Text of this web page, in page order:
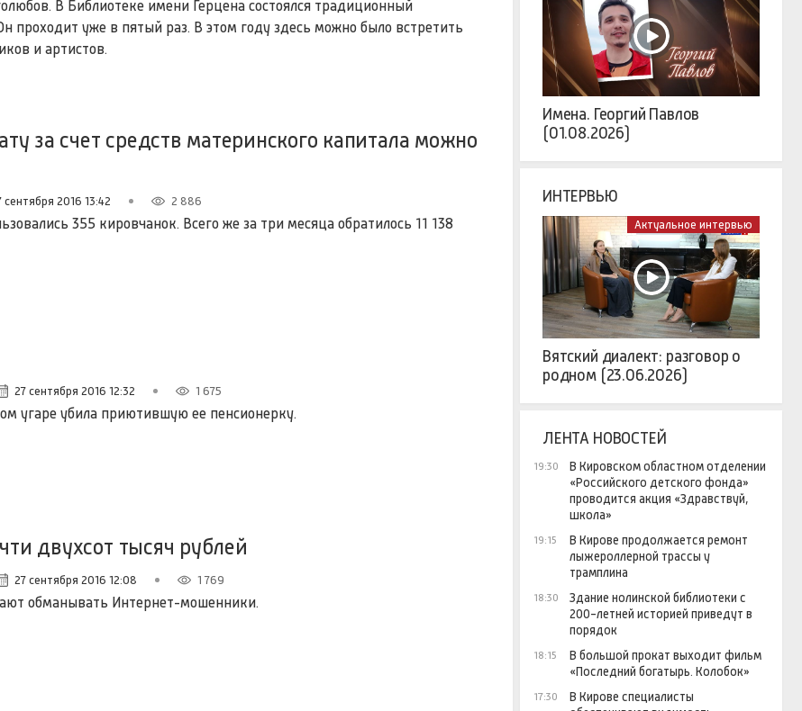
В Библиотеке имени Герцена состоялся традиционный
проходит уже в пятый раз. В этом году здесь можно было встретить
и артистов.
за счет средств материнского капитала можно
сентября 2016 13:42 2 886
355 кировчанок. Всего же за три месяца обратилось 11 138
27 сентября 2016 12:32 1 675
угаре убила приютившую ее пенсионерку.
двухсот тысяч рублей
27 сентября 2016 12:08 1 769
обманывать Интернет-мошенники.
Имена. Георгий Павлов
(01.08.2026)
ИНТЕРВЬЮ
Актуальное интервью
Вятский диалект: разговор о
родном (23.06.2026)
ЛЕНТА НОВОСТЕЙ
19:30
В Кировском областном отделении
«Российского детского фонда»
проводится акция «Здравствуй,
школа»
19:15
В Кирове продолжается ремонт
лыжероллерной трассы у
трамплина
18:30
Здание нолинской библиотеки с
200-летней историей приведут в
порядок
18:15
В большой прокат выходит фильм
«Последний богатырь. Колобок»
17:30
В Кирове специалисты